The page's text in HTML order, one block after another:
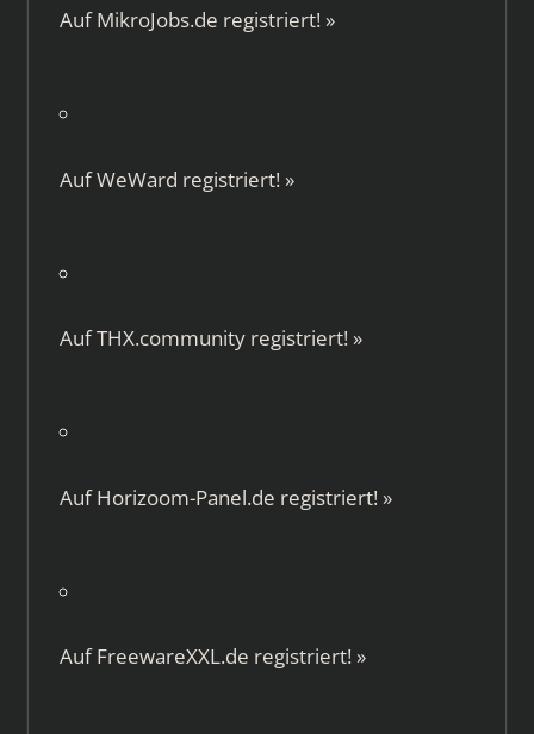
AufMikroJobs.de registriert! »
AufWeWard registriert! »
AufTHX.communityregistriert! »
AufHorizoom-Panel.de registriert! »
AufFreewareXXL.de registriert! »